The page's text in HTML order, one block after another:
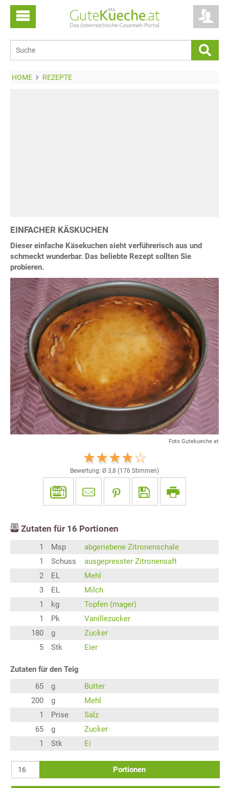
HOME REZEPTE
EINFACHER KÄSKUCHEN
Dieser einfache Käsekuchen sieht verführerisch aus und
schmeckt wunderbar. Das beliebte Rezept sollten Sie
probieren.
Foto Gutekueche.at
Bewertung: Ø 3,8 (176 Stimmen)
Zutaten für 16 Portionen
1 Msp
abgeriebene Zitronenschale
1
Schuss
ausgepresster Zitronensaft
2
EL
Mehl
3
EL
Milch
1
kg
Topfen (mager)
1
Pk
Vanillezucker
180
g
Zucker
5
Stk Eier
Zutaten für den Teig
65
g
Butter
200
g
Mehl
1
Prise
Salz
65
g
Zucker
1
Stk Ei
Portionen